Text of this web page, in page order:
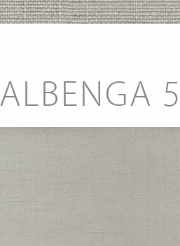
ALBENGA